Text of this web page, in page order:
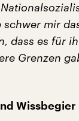
schwer mir
dass es für
Grenzen
Wissbegier